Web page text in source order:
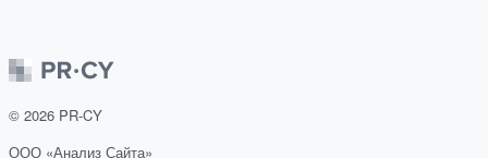
© 2026 PR-CY
ООО «Анализ Сайта»